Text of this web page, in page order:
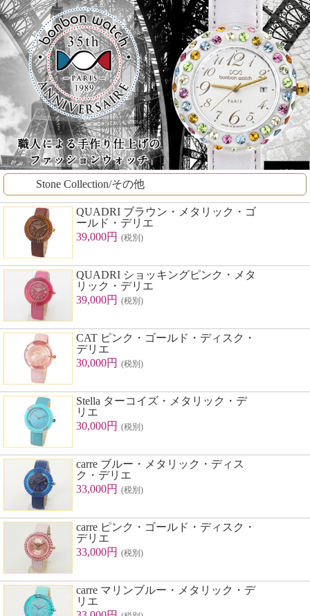
Stone Collection/その他
QUADRI ブラウン・メタリック・ゴ
ールド・デリエ
39,000円 (税別)
QUADRI ショッキングピンク・メタ
リック・デリエ
39,000円 (税別)
CAT ピンク・ゴールド・ディスク・
デリエ
30,000円 (税別)
Stella ターコイズ・メタリック・デ
リエ
30,000円 (税別)
carre ブルー・メタリック・ディス
ク・デリエ
33,000円 (税別)
carre ピンク・ゴールド・ディスク・
デリエ
33,000円 (税別)
carre マリンブルー・メタリック・デ
リエ